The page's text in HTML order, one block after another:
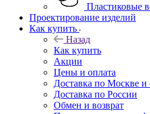
Пластиковые
Проектирование изделий
Как купить
Назад
Как купить
Акции
Цены и оплата
Доставка по Москве и
Доставка по России
Обмен и возврат